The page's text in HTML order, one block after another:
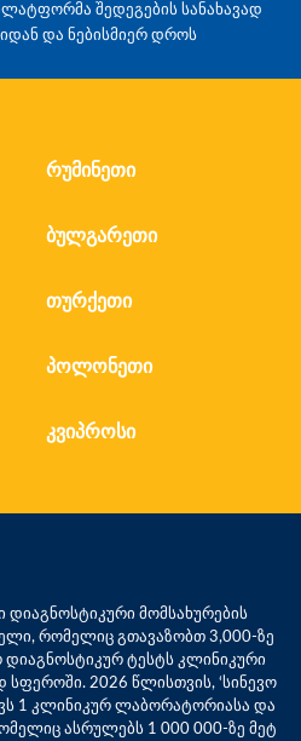
შედეგების სანახავად
და ნებისმიერ დროს
რუმინეთი
ბულგარეთი
თურქეთი
პოლონეთი
კვიპროსი
მომსახურების
რომელიც გთავაზობთ 3,000-ზე
ტესტს კლინიკური
2026 წლისთვის, ‘სინევო
1 კლინიკურ ლაბორატორიასა და
ასრულებს 1 000 000-ზე მეტ